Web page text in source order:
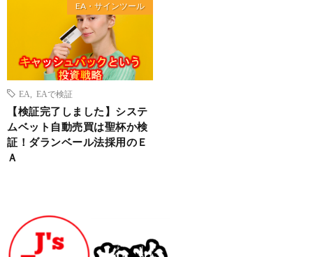
EA・サインツール
EA EAで検証
【検証完了しました】システ
ムベット自動売買は聖杯か検
証！ダランベール法採用のＥ
Ａ